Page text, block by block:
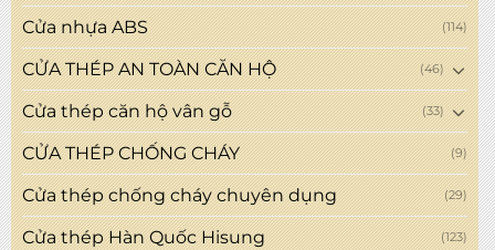
Cửa nhựa ABS (114)
CỬA THÉP AN TOÀN CĂN HỘ (46)
Cửa thép căn hộ vân gỗ (33)
CỬA THÉP CHỐNG CHÁY (9)
Cửa thép chống cháy chuyên dụng (29)
Cửa thép Hàn Quốc Hisung (123)